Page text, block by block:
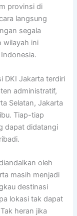
provinsi di
langsung
segala
wilayah ini
DKI Jakarta terdiri
administratif,
Selatan, Jakarta
Tiap-tiap
dapat didatangi
oleh
masih menjadi
destinasi
lokasi tak dapat
heran jika